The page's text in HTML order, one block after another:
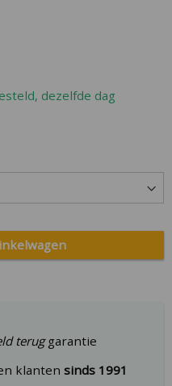
dezelfde dag
teruggarantie
klantensinds 1991